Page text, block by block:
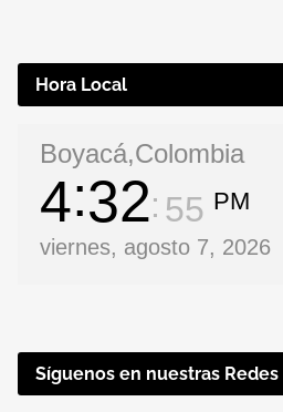
Hora Local
Boyacá,Colombia
4 32 56 PM
viernes, agosto 7, 2026
Síguenos en nuestras Redes